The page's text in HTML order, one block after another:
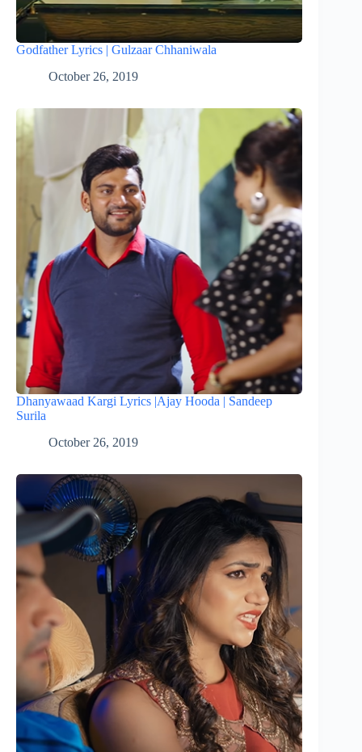
Godfather Lyrics | Gulzaar Chhaniwala
October 26, 2019
Dhanyawaad Kargi Lyrics |Ajay Hooda | Sandeep
Surila
October 26, 2019